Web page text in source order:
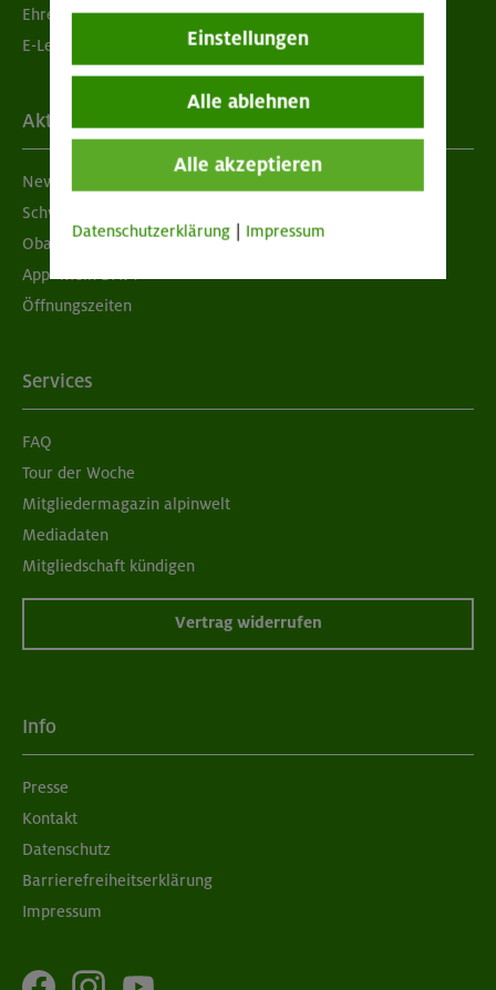
Ehrenamtsbörse
E-Learning
Aktuelles
Newsletter
Schwarzes Brett
Obacht geben!
App "Mein DAV+"
Öffnungszeiten
Services
FAQ
Tour der Woche
Mitgliedermagazin alpinwelt
Mediadaten
Mitgliedschaft kündigen
Vertrag widerrufen
Info
Presse
Kontakt
Datenschutz
Barrierefreiheitserklärung
Impressum
Einstellungen
Alle ablehnen
Alle akzeptieren
Datenschutzerklärung Impressum